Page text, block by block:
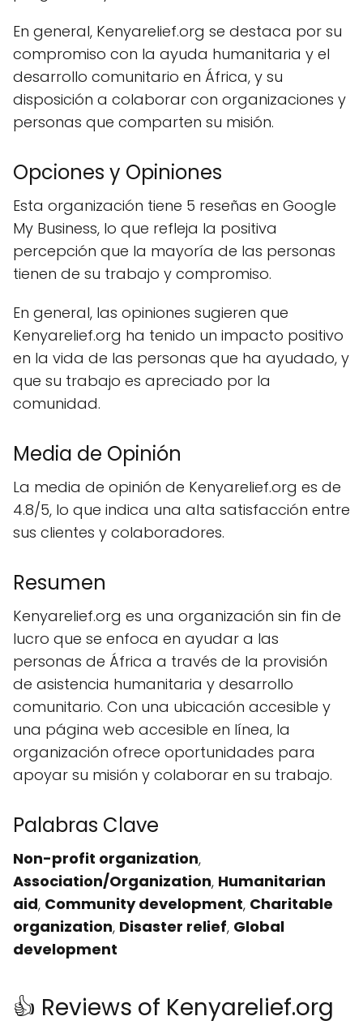
En general, Kenyarelief.org se destaca por su
compromiso con la ayuda humanitaria y el
desarrollo comunitario en África, y su
disposición a colaborar con organizaciones y
personas que comparten su misión.
Opciones y Opiniones
Esta organización tiene 5 reseñas en Google
My Business, lo que refleja la positiva
percepción que la mayoría de las personas
tienen de su trabajo y compromiso.
En general, las opiniones sugieren que
Kenyarelief.org ha tenido un impacto positivo
en la vida de las personas que ha ayudado, y
que su trabajo es apreciado por la
comunidad.
Media de Opinión
La media de opinión de Kenyarelief.org es de
4.8/5, lo que indica una alta satisfacción entre
sus clientes y colaboradores.
Resumen
Kenyarelief.org es una organización sin fin de
lucro que se enfoca en ayudar a las
personas de África a través de la provisión
de asistencia humanitaria y desarrollo
comunitario. Con una ubicación accesible y
una página web accesible en línea, la
organización ofrece oportunidades para
apoyar su misión y colaborar en su trabajo.
Palabras Clave
Non-profit organization,
Association/Organization, Humanitarian
aid, Community development, Charitable
organization, Disaster relief, Global
development
👍 Reviews of Kenyarelief.org